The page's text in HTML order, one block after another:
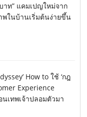
าท” แคมเปญใหม่จาก
พในบ้านเริ่มต้นง่ายขึ้น
How to ใช้ ‘กฎ
Experience
เทพเจ้าปลอมตัวมา